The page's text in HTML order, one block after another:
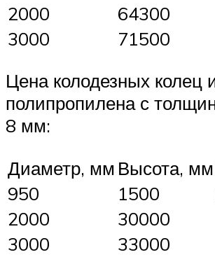
2000
64300
3000
71500
Цена колодезных колец
полипропилена с
8 мм:
Диаметр, мм Высота, мм
950
1500
2000
30000
3000
33000